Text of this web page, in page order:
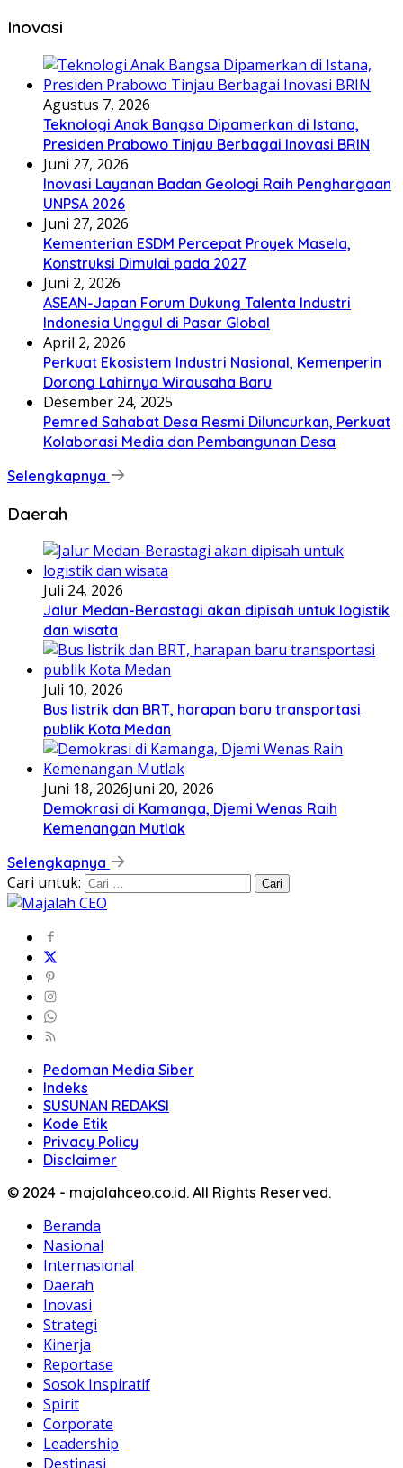
Inovasi
Agustus 7, 2026
Teknologi Anak Bangsa Dipamerkan di Istana,
Presiden Prabowo Tinjau Berbagai Inovasi BRIN
Juni 27, 2026
Inovasi Layanan Badan Geologi Raih Penghargaan
UNPSA 2026
Juni 27, 2026
Kementerian ESDM Percepat Proyek Masela,
Konstruksi Dimulai pada 2027
Juni 2, 2026
ASEAN-Japan Forum Dukung Talenta Industri
Indonesia Unggul di Pasar Global
April 2, 2026
Perkuat Ekosistem Industri Nasional, Kemenperin
Dorong Lahirnya Wirausaha Baru
Desember 24, 2025
Pemred Sahabat Desa Resmi Diluncurkan, Perkuat
Kolaborasi Media dan Pembangunan Desa
Selengkapnya
Daerah
Juli 24, 2026
Jalur Medan-Berastagi akan dipisah untuk logistik
dan wisata
Juli 10, 2026
Bus listrik dan BRT, harapan baru transportasi
publik Kota Medan
Juni 18, 2026Juni 20, 2026
Demokrasi di Kamanga, Djemi Wenas Raih
Kemenangan Mutlak
Selengkapnya
Cari untuk:
Pedoman Media Siber
Indeks
SUSUNAN REDAKSI
Kode Etik
Privacy Policy
Disclaimer
© 2024 - majalahceo.co.id. All Rights Reserved.
Beranda
Nasional
Internasional
Daerah
Inovasi
Strategi
Kinerja
Reportase
Sosok Inspiratif
Spirit
Corporate
Leadership
Destinasi